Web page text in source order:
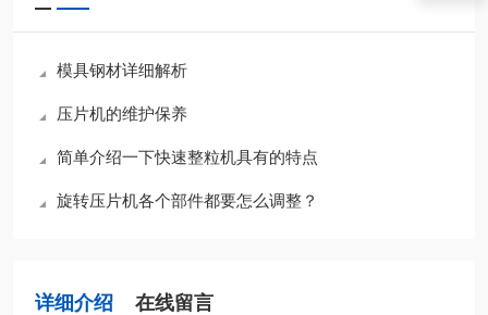
模具钢材详细解析
压片机的维护保养
简单介绍一下快速整粒机具有的特点
旋转压片机各个部件都要怎么调整？
详细介绍 在线留言